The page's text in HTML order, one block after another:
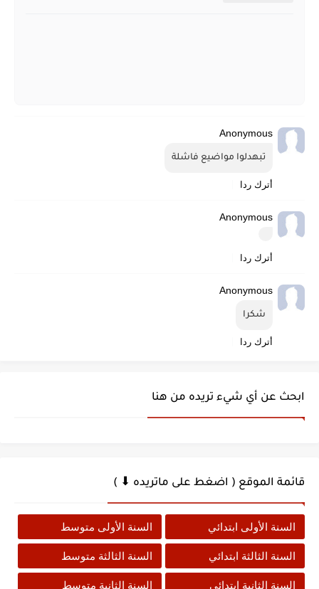
Anonymous
تبهدلوا مواضيع فاشلة
أترك ردا
Anonymous
أترك ردا
Anonymous
شكرا
أترك ردا
ابحث عن أي شيء تريده من هنا
قائمة الموقع ( اضغط على ماتريده ⬇ )
السنة الأولى ابتدائي السنة الأولى متوسط
السنة الثالثة ابتدائي السنة الثالثة متوسط
السنة الثانية ابتدائي السنة الثانية متوسط